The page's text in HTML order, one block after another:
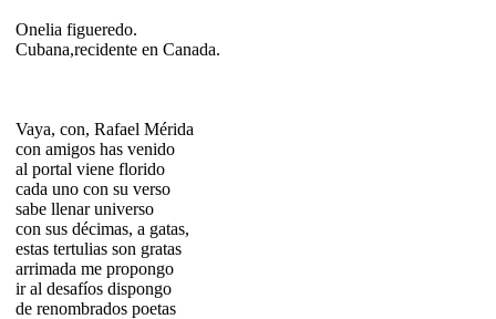
Onelia figueredo.
Cubana,recidente en Canada.
Vaya, con, Rafael Mérida
con amigos has venido
al portal viene florido
cada uno con su verso
sabe llenar universo
con sus décimas, a gatas,
estas tertulias son gratas
arrimada me propongo
ir al desafíos dispongo
de renombrados poetas